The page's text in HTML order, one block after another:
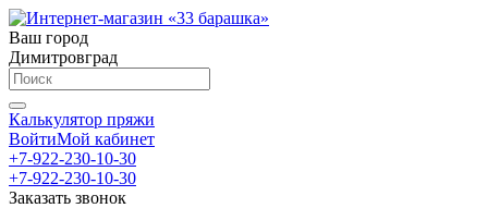
Ваш город
Димитровград
Калькулятор пряжи
ВойтиМой кабинет
+7-922-230-10-30
+7-922-230-10-30
Заказать звонок